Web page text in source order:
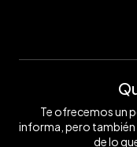
Te ofrecemos un
informa, pero también
de lo